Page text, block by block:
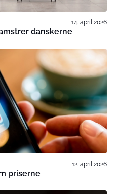
14. april 2026
danskerne
12. april 2026
priserne